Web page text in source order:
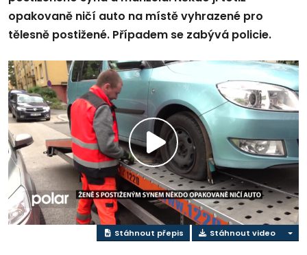
opakovaně ničí auto na místě vyhrazené pro
tělesně postižené. Případem se zabývá policie.
Přehrát
video
Stáhnout přepis Stáhnout video